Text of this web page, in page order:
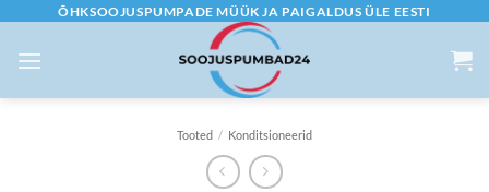
content
ÕHKSOOJUSPUMPADE MÜÜK JA PAIGALDUS ÜLE EESTI
Tooted / Konditsioneerid